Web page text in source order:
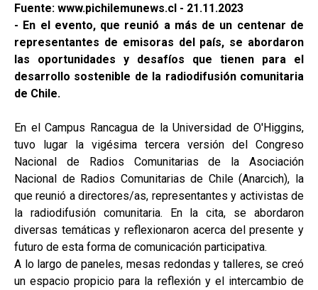
Fuente: www.pichilemunews.cl - 21.11.2023
- En el evento, que reunió a más de un centenar de
representantes de emisoras del país, se abordaron
las oportunidades y desafíos que tienen para el
desarrollo sostenible de la radiodifusión comunitaria
de Chile.
En el Campus Rancagua de la Universidad de O'Higgins,
tuvo lugar la vigésima tercera versión del Congreso
Nacional de Radios Comunitarias de la Asociación
Nacional de Radios Comunitarias de Chile (Anarcich), la
que reunió a directores/as, representantes y activistas de
la radiodifusión comunitaria. En la cita, se abordaron
diversas temáticas y reflexionaron acerca del presente y
futuro de esta forma de comunicación participativa.
A lo largo de paneles, mesas redondas y talleres, se creó
un espacio propicio para la reflexión y el intercambio de